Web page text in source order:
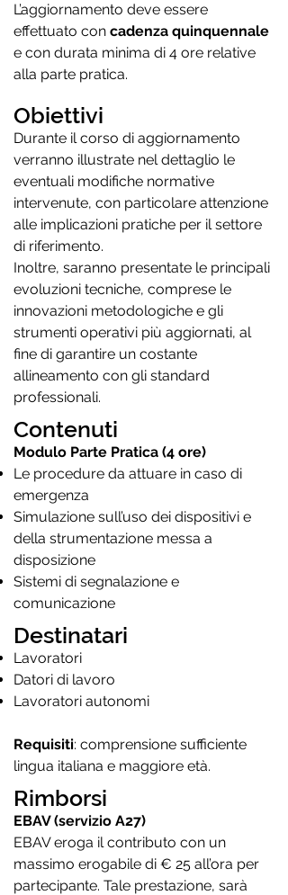
L’aggiornamento deve essere
effettuato con cadenza quinquennale
e con durata minima di 4 ore relative
alla parte pratica.
Obiettivi
Durante il corso di aggiornamento
verranno illustrate nel dettaglio le
eventuali modifiche normative
intervenute, con particolare attenzione
alle implicazioni pratiche per il settore
di riferimento.
Inoltre, saranno presentate le principali
evoluzioni tecniche, comprese le
innovazioni metodologiche e gli
strumenti operativi più aggiornati, al
fine di garantire un costante
allineamento con gli standard
professionali.
Contenuti
Modulo Parte Pratica (4 ore)
Le procedure da attuare in caso di
emergenza
Simulazione sull’uso dei dispositivi e
della strumentazione messa a
disposizione
Sistemi di segnalazione e
comunicazione
Destinatari
Lavoratori
Datori di lavoro
Lavoratori autonomi
Requisiti: comprensione sufficiente
lingua italiana e maggiore età.
Rimborsi
EBAV (servizio A27)
EBAV eroga il contributo con un
massimo erogabile di € 25 all’ora per
partecipante. Tale prestazione, sarà